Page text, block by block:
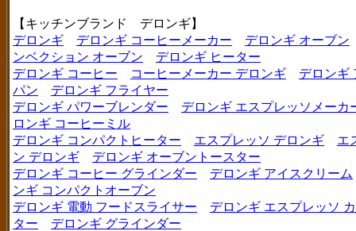
【キッチンブランド デロンギ】
デロンギ
デロンギ コーヒーメーカー
デロンギ オーブン
ンベクション オーブン
デロンギ ヒーター
デロンギ コーヒー
コーヒーメーカー デロンギ
デロンギ
パン
デロンギ フライヤー
デロンギ パワーブレンダー
デロンギ エスプレッソメーカ
ロンギ コーヒーミル
デロンギ コンパクトヒーター
エスプレッソ デロンギ
エ
ン デロンギ
デロンギ オーブントースター
デロンギ コーヒー グラインダー
デロンギ アイスクリーム
ンギ コンパクトオーブン
デロンギ 電動 フードスライサー
デロンギ エスプレッソ
ター
デロンギ グラインダー